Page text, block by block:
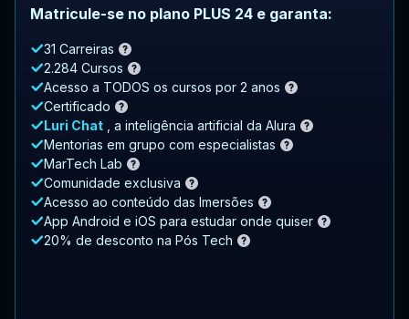
Matricule-se no plano PLUS 24 e garanta:
31 Carreiras
2.284 Cursos
Acesso a TODOS os cursos por 2 anos
Certificado
Luri Chat
, a inteligência artificial da Alura
Mentorias em grupo com especialistas
MarTech Lab
Comunidade exclusiva
Acesso ao conteúdo das Imersões
App Android e iOS para estudar onde quiser
20% de desconto na Pós Tech